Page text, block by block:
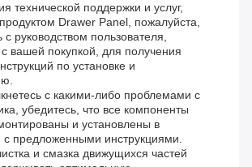
технической поддержки и услуг,
Drawer Panel, пожалуйста,
с руководством пользователя,
вашей покупкой, для получения
по установке и
с какими-либо проблемами с
убедитесь, что все компоненты
и установлены в
с предложенными инструкциями.
и смазка движущихся частей